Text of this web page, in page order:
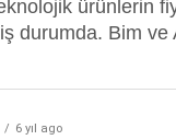
ürünlerin
durumda. Bim ve
6 yıl ago